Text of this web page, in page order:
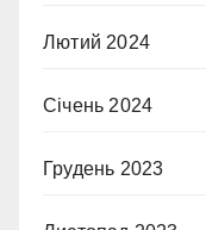
Лютий 2024
Січень 2024
Грудень 2023